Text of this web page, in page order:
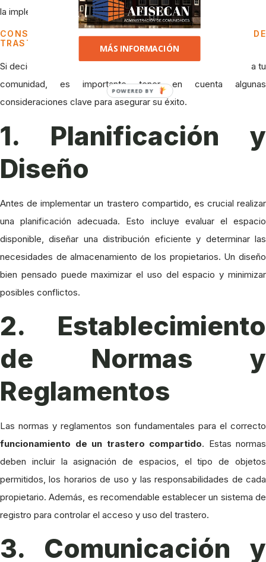
la implementación y el correcto uso del trastero.
CONSIDERACIONES PARA LA IMPLEMENTACIÓN DE
TRASTEROS COMPARTIDOS
Si decides que un trastero compartido es la mejor opción para tu
comunidad, es importante tener en cuenta algunas
consideraciones clave para asegurar su éxito.
1. Planificación y
Diseño
Antes de implementar un trastero compartido, es crucial realizar
una planificación adecuada. Esto incluye evaluar el espacio
disponible, diseñar una distribución eficiente y determinar las
necesidades de almacenamiento de los propietarios. Un diseño
bien pensado puede maximizar el uso del espacio y minimizar
posibles conflictos.
2. Establecimiento
de Normas y
Reglamentos
Las normas y reglamentos son fundamentales para el correcto
funcionamiento de un trastero compartido. Estas normas
deben incluir la asignación de espacios, el tipo de objetos
permitidos, los horarios de uso y las responsabilidades de cada
propietario. Además, es recomendable establecer un sistema de
registro para controlar el acceso y uso del trastero.
3. Comunicación y
MÁS INFORMACIÓN
POWERED BY